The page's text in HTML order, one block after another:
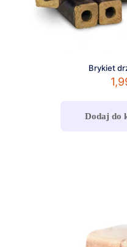
Brykiet
Dodaj do